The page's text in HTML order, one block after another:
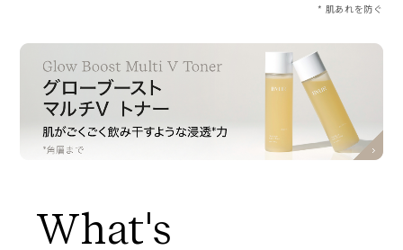
* 肌あれを防ぐ
What's